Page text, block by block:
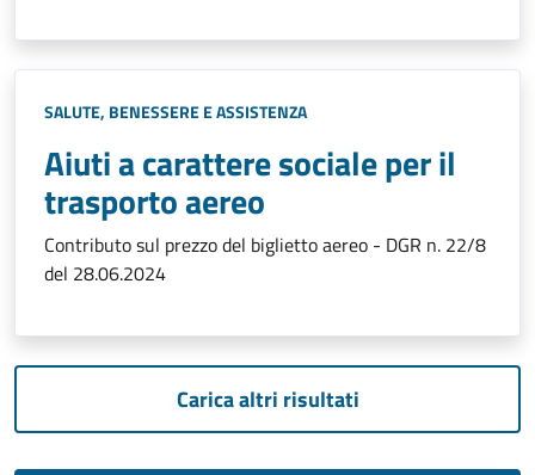
SALUTE, BENESSERE E ASSISTENZA
Aiuti a carattere sociale per il
trasporto aereo
Contributo sul prezzo del biglietto aereo - DGR n. 22/8
del 28.06.2024
Carica altri risultati